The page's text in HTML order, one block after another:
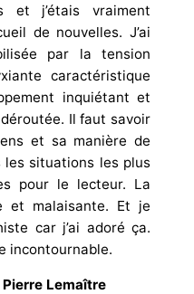
et j’étais vraiment
de nouvelles. J’ai
par la tension
caractéristique
inquiétant et
Il faut savoir
et sa manière de
les situations les plus
pour le lecteur. La
et malaisante. Et je
car j’ai adoré ça.
incontournable.
Pierre Lemaître